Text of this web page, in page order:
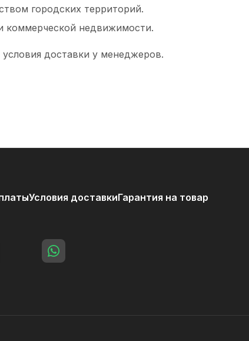
городских территорий.
коммерческой недвижимости.
доставки у менеджеров.
Условия доставкиГарантия на товар